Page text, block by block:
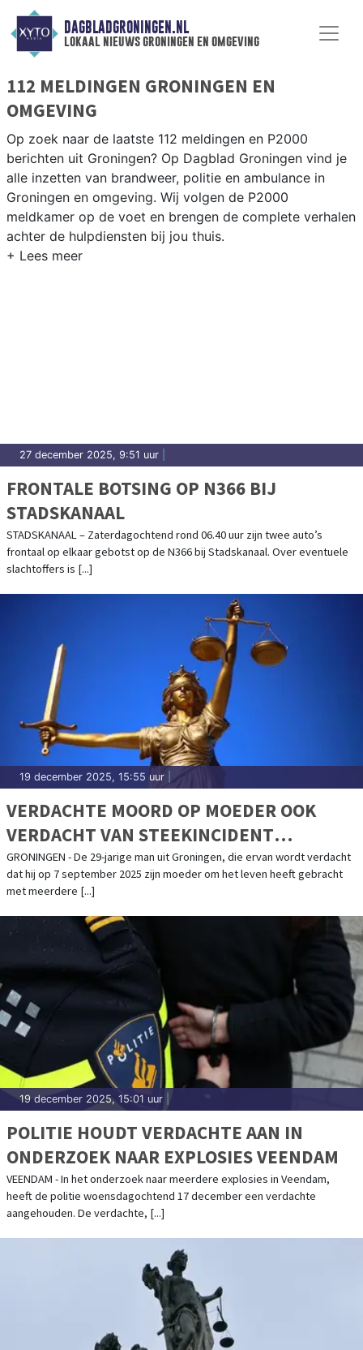
DAGBLADGRONINGEN.NL
lokaal nieuws groningen en omgeving
112 MELDINGEN GRONINGEN EN
OMGEVING
Op zoek naar de laatste 112 meldingen en P2000
berichten uit Groningen? Op Dagblad Groningen vind je
alle inzetten van brandweer, politie en ambulance in
Groningen en omgeving. Wij volgen de P2000
meldkamer op de voet en brengen de complete verhalen
achter de hulpdiensten bij jou thuis.
27 december 2025, 9:51 uur
FRONTALE BOTSING OP N366 BIJ
STADSKANAAL
STADSKANAAL – Zaterdagochtend rond 06.40 uur zijn twee auto’s
frontaal op elkaar gebotst op de N366 bij Stadskanaal. Over eventuele
slachtoffers is [...]
19 december 2025, 15:55 uur
VERDACHTE MOORD OP MOEDER OOK
VERDACHT VAN STEEKINCIDENT
CASCADEPLEIN
GRONINGEN - De 29-jarige man uit Groningen, die ervan wordt verdacht
dat hij op 7 september 2025 zijn moeder om het leven heeft gebracht
met meerdere [...]
19 december 2025, 15:01 uur
POLITIE HOUDT VERDACHTE AAN IN
ONDERZOEK NAAR EXPLOSIES VEENDAM
VEENDAM - In het onderzoek naar meerdere explosies in Veendam,
heeft de politie woensdagochtend 17 december een verdachte
aangehouden. De verdachte, [...]